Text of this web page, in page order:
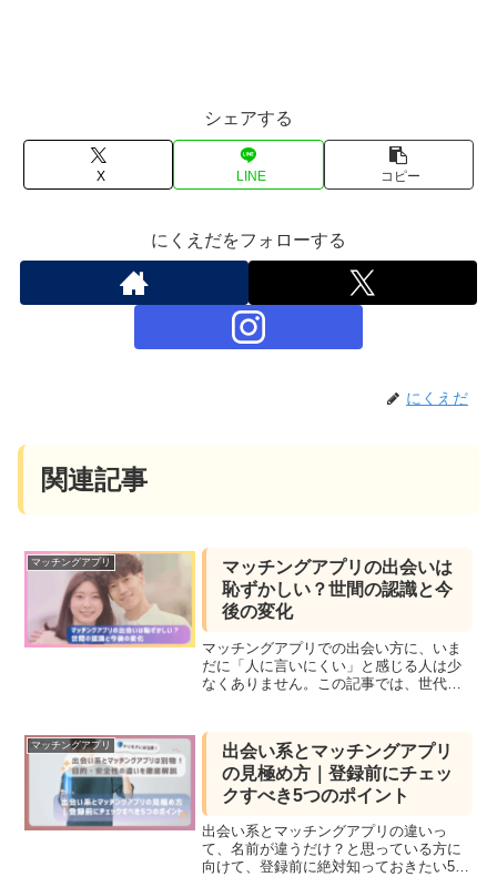
シェアする
X LINE コピー
にくえだをフォローする
にくえだ
関連記事
マッチングアプリ
マッチングアプリの出会いは
恥ずかしい？世間の認識と今
後の変化
マッチングアプリでの出会い方に、いま
だに「人に言いにくい」と感じる人は少
なくありません。この記事では、世代別
て、経験談も交えながら丁寧に解説しま
す。
マッチングアプリ
出会い系とマッチングアプリ
の見極め方｜登録前にチェッ
クすべき5つのポイント
出会い系とマッチングアプリの違いっ
て、名前が違うだけ？と思っている方に
向けて、登録前に絶対知っておきたい5つ